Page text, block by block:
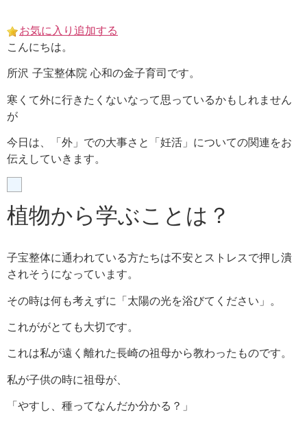
content
お気に入り追加する
こんにちは。
所沢 子宝整体院 心和の金子育司です。
寒くて外に行きたくないなって思っているかもしれません
が
今日は、「外」での大事さと「妊活」についての関連をお
伝えしていきます。
植物から学ぶことは？
子宝整体に通われている方たちは不安とストレスで押し潰
されそうになっています。
その時は何も考えずに 「太陽の光を浴びてください」。
これががとても大切です。
これは私が遠く離れた長崎の祖母から教わった ものです。
私が子供の時に祖母が、
「やすし 、種ってなんだか分かる ？」